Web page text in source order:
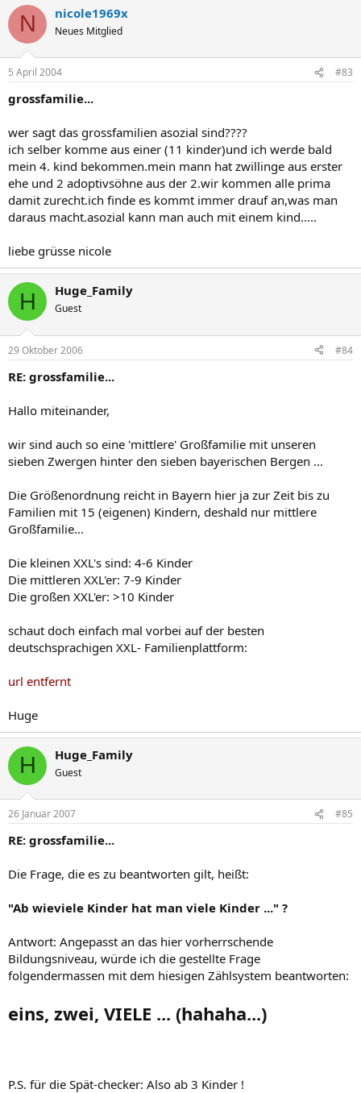
N nicole1969x
Neues Mitglied
5 April 2004 #83
grossfamilie...
wer sagt das grossfamilien asozial sind????
ich selber komme aus einer (11 kinder)und ich werde bald
mein 4. kind bekommen.mein mann hat zwillinge aus erster
ehe und 2 adoptivsöhne aus der 2.wir kommen alle prima
damit zurecht.ich finde es kommt immer drauf an,was man
daraus macht.asozial kann man auch mit einem kind.....
liebe grüsse nicole
H Huge_Family
Guest
29 Oktober 2006 #84
RE: grossfamilie...
Hallo miteinander,
wir sind auch so eine 'mittlere' Großfamilie mit unseren
sieben Zwergen hinter den sieben bayerischen Bergen ...
Die Größenordnung reicht in Bayern hier ja zur Zeit bis zu
Familien mit 15 (eigenen) Kindern, deshald nur mittlere
Großfamilie...
Die kleinen XXL's sind: 4-6 Kinder
Die mittleren XXL'er: 7-9 Kinder
Die großen XXL'er: >10 Kinder
schaut doch einfach mal vorbei auf der besten
deutschsprachigen XXL- Familienplattform:
url entfernt
Huge
H Huge_Family
Guest
26 Januar 2007 #85
RE: grossfamilie...
Die Frage, die es zu beantworten gilt, heißt:
"Ab wieviele Kinder hat man viele Kinder ..." ?
Antwort: Angepasst an das hier vorherrschende
Bildungsniveau, würde ich die gestellte Frage
folgendermassen mit dem hiesigen Zählsystem beantworten:
eins, zwei, VIELE ... (hahaha...)
P.S. für die Spät-checker: Also ab 3 Kinder !